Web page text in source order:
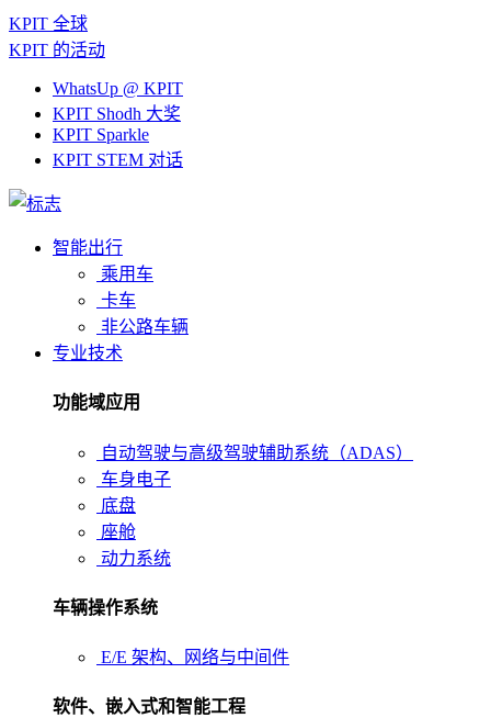
KPIT 全球
KPIT 的活动
WhatsUp @ KPIT
KPIT Shodh 大奖
KPIT Sparkle
KPIT STEM 对话
智能出行
乘用车
卡车
非公路车辆
专业技术
功能域应用
自动驾驶与高级驾驶辅助系统（ADAS）
车身电子
底盘
座舱
动力系统
车辆操作系统
E/E 架构、网络与中间件
软件、嵌入式和智能工程